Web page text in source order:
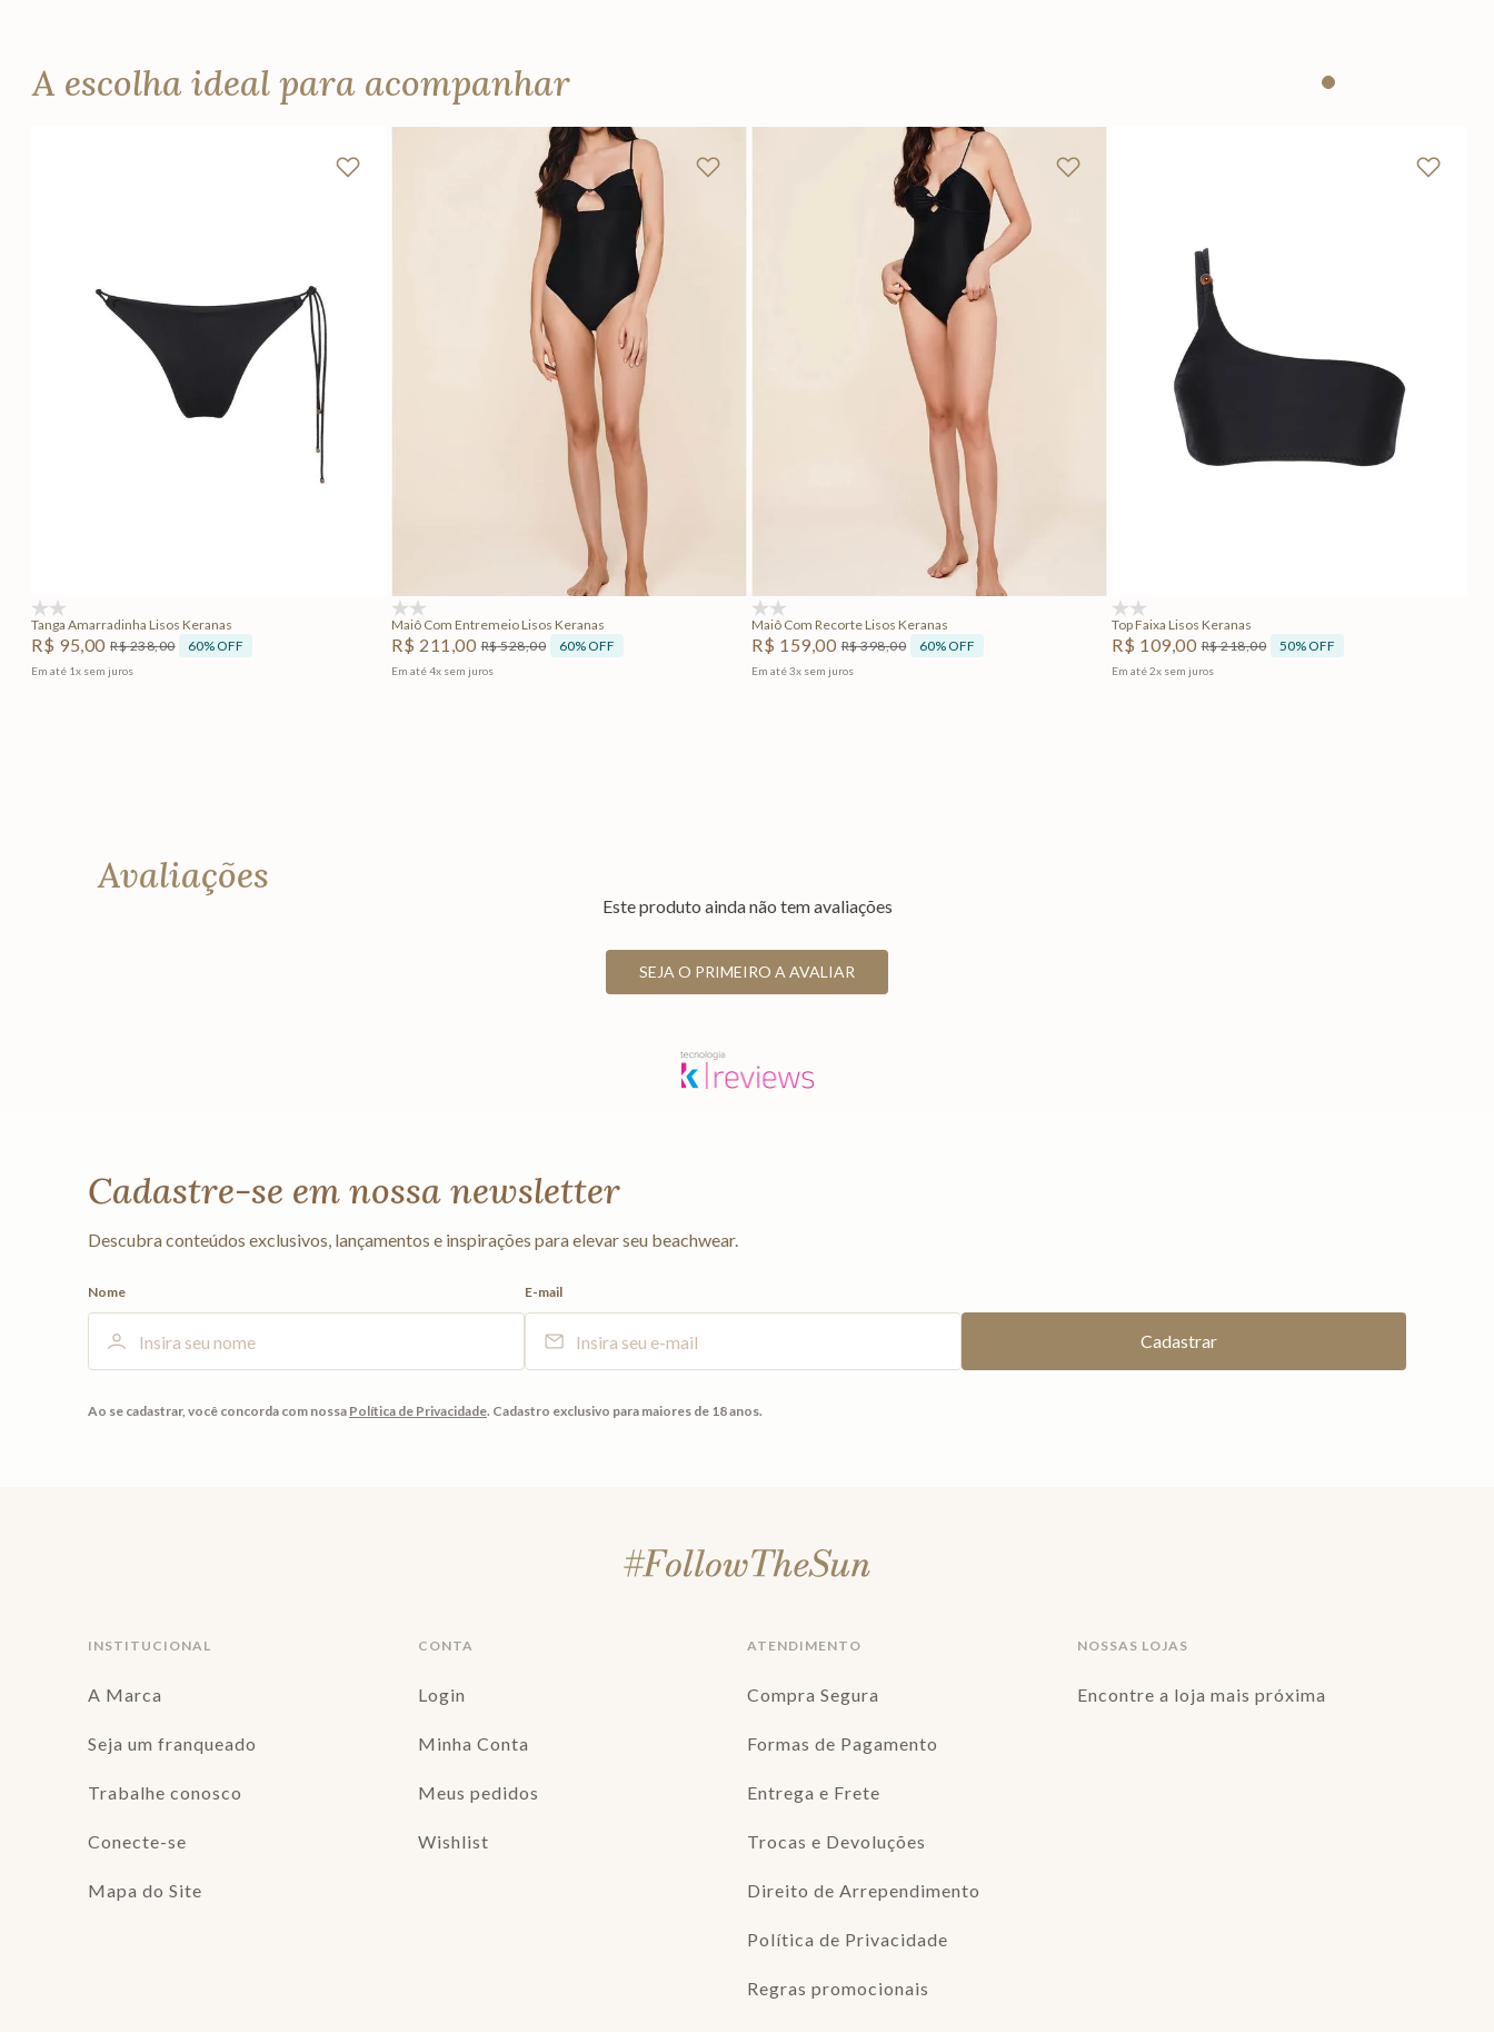
A escolha ideal para acompanhar
Tanga Amarradinha Lisos Keranas
R$ 95,00 R$238,00 60% OFF
Em até 1x sem juros
Adicionar na sacola
Maiô Com Entremeio Lisos Keranas
R$ 211 ,00 R$528,00 60% OFF
Em até4x sem juros
M
Adicionar na sacola
Maiô Com Recorte Lisos Keranas
R$ 159,00 R$398,00 60% OFF
Em até3x sem juros
Top Faixa Lisos Keranas
R$ 109,00 R$218,00 50% OFF
Em até2x sem juros
Avaliações
Este produto ainda não tem avaliações
SEJA O PRIMEIRO A AVALIAR
Cadastre-se em nossa newsletter
Descubra conteúdos exclusivos, lançamentos e inspirações para elevar seu beachwear.
Nome E-mail
Ao se cadastrar, você concorda com nossa Política de Privacidade. Cadastro exclusivo para maiores de 18 anos.
INSTITUCIONAL
A Marca
Seja um franqueado
Trabalhe conosco
Conecte-se
Mapa do Site
CONTA
Login
Minha Conta
Meus pedidos
Wishlist
ATENDIMENTO
Compra Segura
Formas de Pagamento
Entrega e Frete
Trocas e Devoluções
Direito de Arrependimento
Política de Privacidade
Regras promocionais
NOSSAS LOJAS
Encontre a loja mais próxima